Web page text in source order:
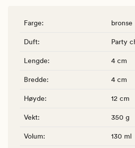
Farge: bronse
Duft: Party
Lengde: 4 cm
Bredde: 4 cm
Høyde: 12 cm
Vekt: 350 g
Volum: 130 ml